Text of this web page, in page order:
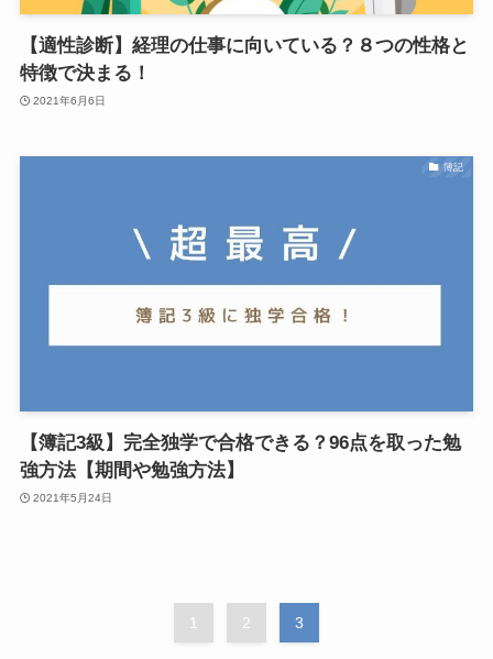
【適性診断】経理の仕事に向いている？８つの性格と
特徴で決まる！
2021年6月6日
簿記
【簿記3級】完全独学で合格できる？96点を取った勉
強方法【期間や勉強方法】
2021年5月24日
1 2 3